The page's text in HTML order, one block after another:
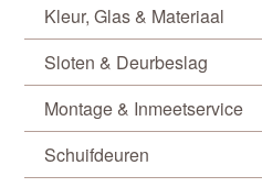
Kleur, Glas & Materiaal
Sloten & Deurbeslag
Montage & Inmeetservice
Schuifdeuren